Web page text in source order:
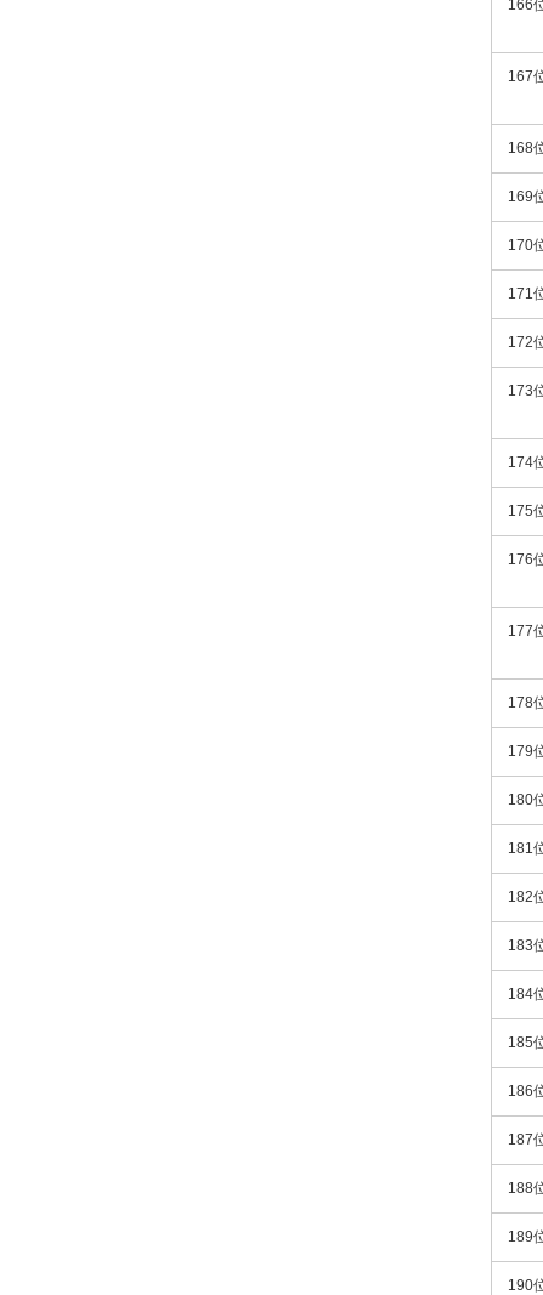
166
167
168
169
170
171
172
173
174
175
176
177
178
179
180
181
182
183
184
185
186
187
188
189
190